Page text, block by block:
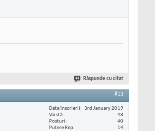
Răspunde cu citat
#13
Data înscrierii
3rd January 2019
Vârstă
48
Posturi
40
Putere Rep
14